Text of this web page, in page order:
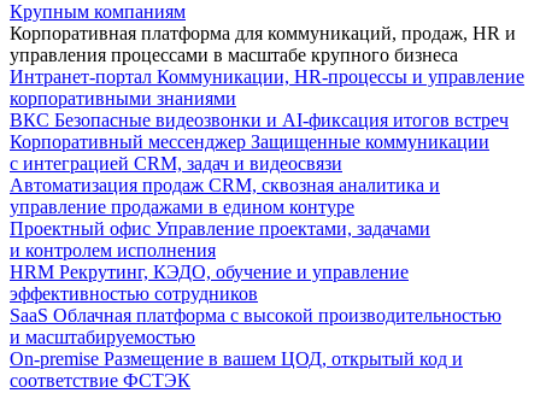
Крупным компаниям
Корпоративная платформа для коммуникаций, продаж, HR и
управления процессами в масштабе крупного бизнеса
Интранет-портал Коммуникации, HR-процессы и управление
корпоративными знаниями
ВКС Безопасные видеозвонки и AI-фиксация итогов встреч
Корпоративный мессенджер Защищенные коммуникации
с интеграцией CRM, задач и видеосвязи
Автоматизация продаж CRM, сквозная аналитика и
управление продажами в едином контуре
Проектный офис Управление проектами, задачами
и контролем исполнения
HRM Рекрутинг, КЭДО, обучение и управление
эффективностью сотрудников
SaaS Облачная платформа с высокой производительностью
и масштабируемостью
On-premise Размещение в вашем ЦОД, открытый код и
соответствие ФСТЭК